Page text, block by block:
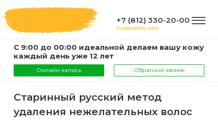
+7 (812) 330-20-00
позвонить нам
С 9:00 до 00:00 идеальной делаем вашу кожу
каждый день уже 12 лет
Онлайн запись Обратный звонок
ГЛАВНАЯ
Услуги
Старинный русский метод
удаления нежелательных волос